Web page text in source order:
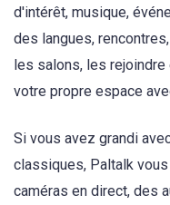
d'intérêt, musique,
des langues,
les salons, les
votre propre espace
Si vous avez grandi
classiques, Paltalk
caméras en direct, des